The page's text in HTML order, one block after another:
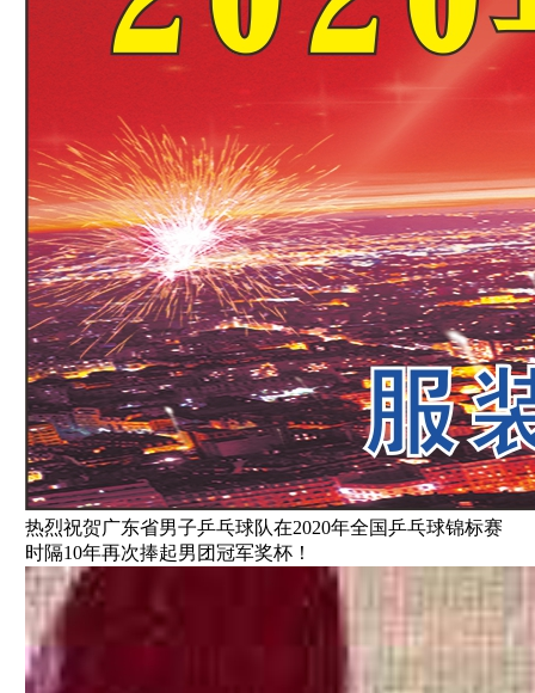
热烈祝贺广东省男子乒乓球队在2020年全国乒乓球锦标赛
时隔10年再次捧起男团冠军奖杯！